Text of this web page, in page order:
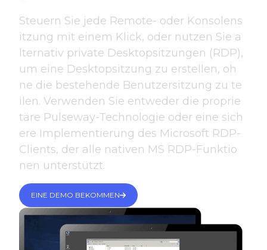
Steuern Sie jede Remote- oder Konsolens
itzung mit einem Klick, oder nutzen Sie a
lternativ private Desktopsitzungen (RDP),
um eine Desktopsitzung zu erstellen, oh
ne die bestehende Benutzersitzung zu te
ilen. Verwenden Sie entweder die proprie
täre Pulseway-Technologie oder eine sich
ere Implementierung des Microsoft RDP-
Clients, der alle nativen MS RDP-Funktio
nen unterstützt.
EINE DEMO BEKOMMEN